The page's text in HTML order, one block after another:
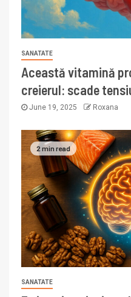
SANATATE
Această vitamină
creierul: scade
June 19, 2025 Roxana
2 min read
SANATATE